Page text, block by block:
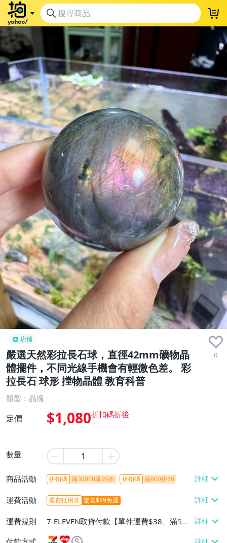
店鋪
嚴選天然彩拉長石球，直徑42mm礦物晶
體擺件，不同光線手機會有輕微色差。 彩
拉長石 球形 摚物晶體 教育科普
0
類型：晶塊
定價 $1,080
數量
商品活動 折扣碼 滿30000享95折 折扣碼 滿800折60
運費活動 運費抵用券 驚喜$99免運
運費規則
7-ELEVEN取貨付款【單件運費$38、滿5件
或消費滿$1298免運費】、7-ELEVEN取貨